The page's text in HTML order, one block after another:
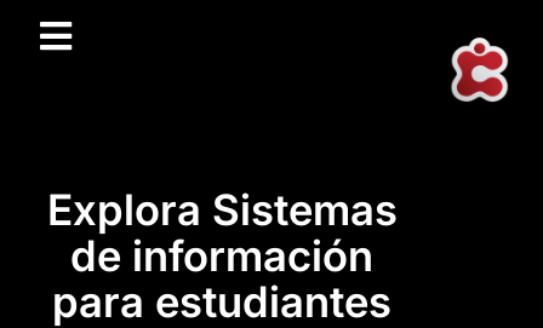
Explora Sistemas
de información
para estudiantes